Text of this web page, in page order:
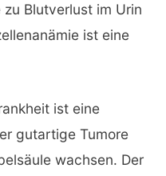
Blutverlust im Urin
ist eine
ist eine
gutartige Tumore
wachsen. Der